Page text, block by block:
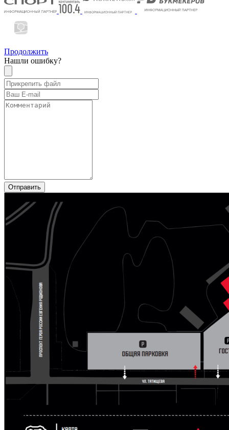
Продолжить
Нашли ошибку?